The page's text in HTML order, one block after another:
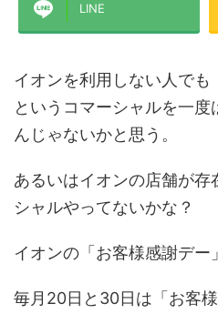
LINE
イオンを利用しない人でも
というコマーシャルを一
んじゃないかと思う。
あるいはイオンの店舗が
シャルやってないかな？
イオンの「お客様感謝デー
毎月20日と30日は「お客